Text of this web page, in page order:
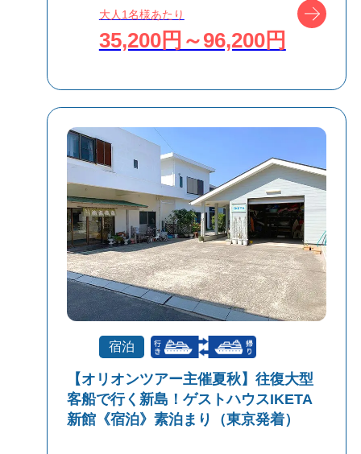
リクエスト受付
商品対象
大人1名様あたり
35,200円～96,200円
宿泊
【オリオンツアー主催夏秋】往復大型
客船で行く新島！ゲストハウスIKETA
新館《宿泊》素泊まり（東京発着）